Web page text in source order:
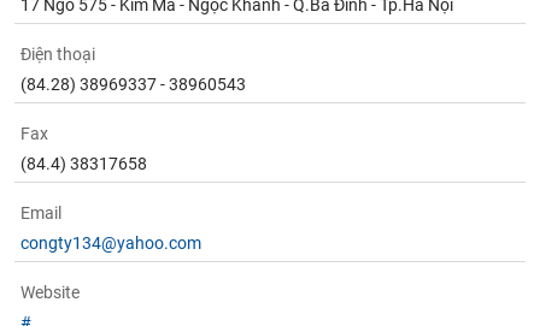
17 Ngõ 575 - Kim Mã - Ngọc Khánh - Q.Ba Đình - Tp.Hà Nội
Điện thoại
(84.28) 38969337 - 38960543
Fax
(84.4) 38317658
Email
congty134@yahoo.com
Website
Tin
tức
(-)
viết
của
tác
giả
(-)
Báo
cáo